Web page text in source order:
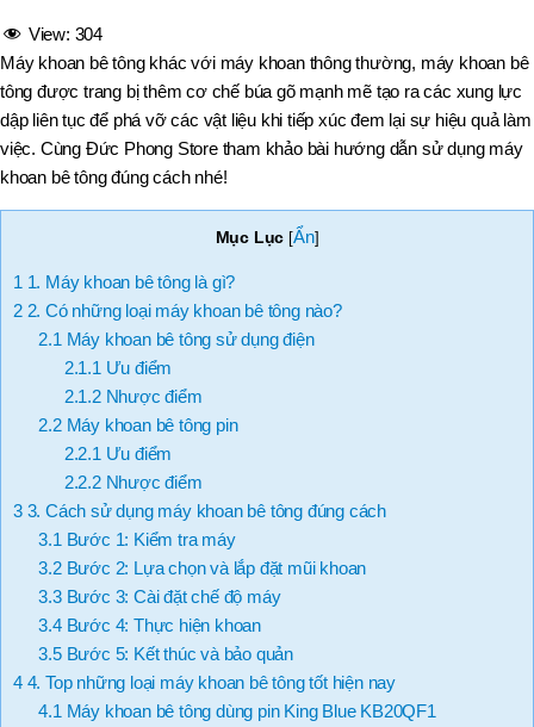
View: 304
Máy khoan bê tông khác với máy khoan thông thường, máy khoan bê
tông được trang bị thêm cơ chế búa gõ mạnh mẽ tạo ra các xung lực
dập liên tục để phá vỡ các vật liệu khi tiếp xúc đem lại sự hiệu quả làm
việc. Cùng Đức Phong Store tham khảo bài hướng dẫn sử dụng máy
khoan bê tông đúng cách nhé!
Mục Lục [Ẩn]
1 1. Máy khoan bê tông là gì?
22. Có những loại máy khoan bê tông nào?
2.1 Máy khoan bê tông sử dụng điện
2.1.1 Ưu điểm
2.1.2Nhược điểm
2.2Máy khoan bê tông pin
2.2.1 Ưu điểm
2.2.2Nhược điểm
33. Cách sử dụng máy khoan bê tông đúng cách
3.1 Bước 1: Kiểm tra máy
3.2Bước 2: Lựa chọn và lắp đặt mũi khoan
3.3Bước 3: Cài đặt chế độ máy
3.4Bước 4: Thực hiện khoan
3.5Bước 5: Kết thúc và bảo quản
44. Top những loại máy khoan bê tông tốt hiện nay
4.1 Máy khoan bê tông dùng pin King Blue KB20QF1